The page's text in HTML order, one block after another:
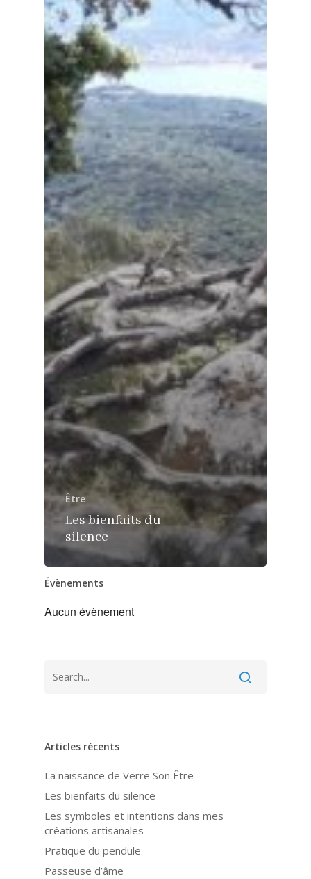
Être
Les bienfaits du
silence
Évènements
Aucun évènement
Articles récents
La naissance de Verre Son Être
Les bienfaits du silence
Les symboles et intentions dans mes
créations artisanales
Pratique du pendule
Passeuse d’âme